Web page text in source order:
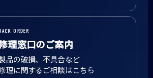
ORDER
理窓口のご案内
品の破損、不具合など
理に関するご相談はこちら